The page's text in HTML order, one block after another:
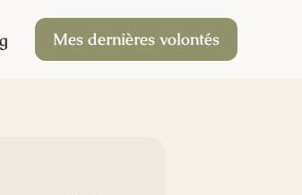
Mes dernières volontés